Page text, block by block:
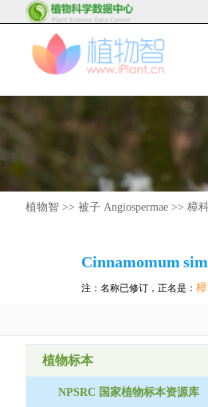
植物智 >> 被子 Angiospermae >> 樟
Cinnamomum
注：名称已修订，正名是：
植物标本
NPSRC 国家植物标本资源库